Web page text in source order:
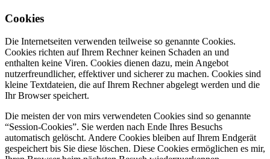
Cookies
Die Internetseiten verwenden teilweise so genannte Cookies.
Cookies richten auf Ihrem Rechner keinen Schaden an und
enthalten keine Viren. Cookies dienen dazu, mein Angebot
nutzerfreundlicher, effektiver und sicherer zu machen. Cookies sind
kleine Textdateien, die auf Ihrem Rechner abgelegt werden und die
Ihr Browser speichert.
Die meisten der von mirs verwendeten Cookies sind so genannte
“Session-Cookies”. Sie werden nach Ende Ihres Besuchs
automatisch gelöscht. Andere Cookies bleiben auf Ihrem Endgerät
gespeichert bis Sie diese löschen. Diese Cookies ermöglichen es mir,